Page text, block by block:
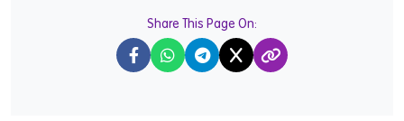
Share This Page On:
X